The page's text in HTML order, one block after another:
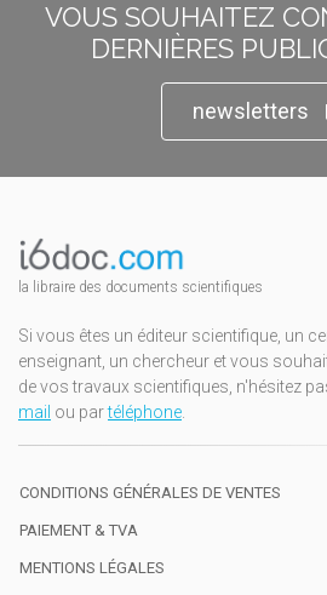
VOUS SOUHAITEZ
DERNIÈRES
newsletters
la libraire des documents scientifiques
Si vous êtes un éditeur scientifique, un
enseignant, un chercheur et vous
de vos travaux scientifiques, n'hésitez
mail ou partéléphone.
CONDITIONS GÉNÉRALES DE VENTES
PAIEMENT & TVA
MENTIONS LÉGALES